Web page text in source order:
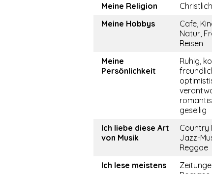
Meine Religion
Christlich
Meine Hobbys
Cafe,
Natur,
Reisen
Meine
Persönlichkeit
Ruhig,
gesellig
Ich liebe diese Art
von Musik
Country
Jazz-
Reggae
Ich lese meistens